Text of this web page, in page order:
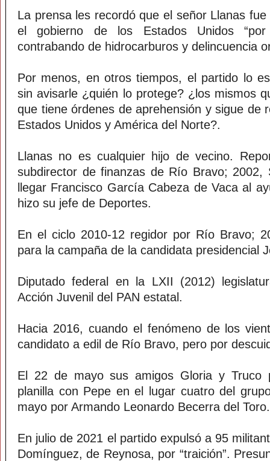
La prensa les recordó que el señor Llanas
el gobierno de los Estados Unidos
contrabando de hidrocarburos y delincuencia
Por menos, en otros tiempos, el partido lo
sin avisarle ¿quién lo protege? ¿los mismos
que tiene órdenes de aprehensión y sigue de
Estados Unidos y América del Norte?.
Llanas no es cualquier hijo de vecino.
subdirector de finanzas de Río Bravo; 2002,
llegar Francisco García Cabeza de Vaca al
hizo su jefe de Deportes.
En el ciclo 2010-12 regidor por Río Bravo;
para la campaña de la candidata presidencial
Diputado federal en la LXII (2012)
Acción Juvenil del PAN estatal.
Hacia 2016, cuando el fenómeno de los
candidato a edil de Río Bravo, pero por
El 22 de mayo sus amigos Gloria y Truco
planilla con Pepe en el lugar cuatro del
mayo por Armando Leonardo Becerra del Toro.
En julio de 2021 el partido expulsó a 95
Domínguez, de Reynosa, por “traición”.